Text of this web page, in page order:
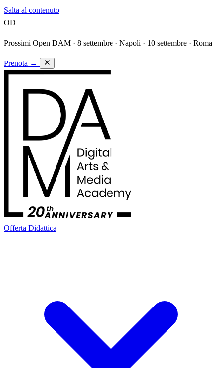
Salta al contenuto
OD
Prossimi Open DAM · 8 settembre · Napoli · 10 settembre · Roma
Prenota →
Offerta Didattica